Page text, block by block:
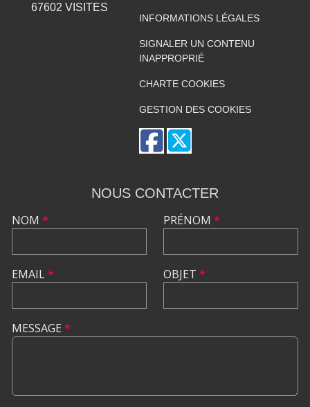
67602 VISITES
INFORMATIONS LÉGALES
SIGNALER UN CONTENU
INAPPROPRIÉ
CHARTE COOKIES
GESTION DES COOKIES
NOUS CONTACTER
NOM *
EMAIL*
PRÉNOM *
OBJET *
MESSAGE *